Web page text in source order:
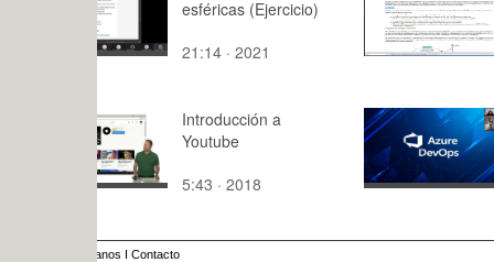
esféricas (Ejercicio)
21:14 · 2021
Módulo de
9:,5 · 2015
Introducción a
Youtube
5:43 · 2018
ISW
7:18 · 2025